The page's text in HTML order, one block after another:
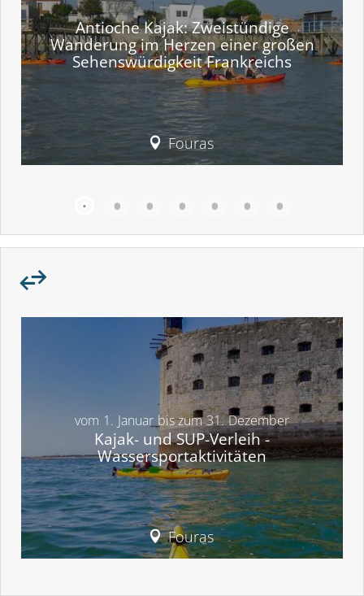
Antioche Kajak: Zweistündige
Wanderung im Herzen einer großen
Sehenswürdigkeit Frankreichs
Fouras
vom 1. Januar bis zum 31. Dezember
Kajak- und SUP-Verleih -
Wassersportaktivitäten
Fouras